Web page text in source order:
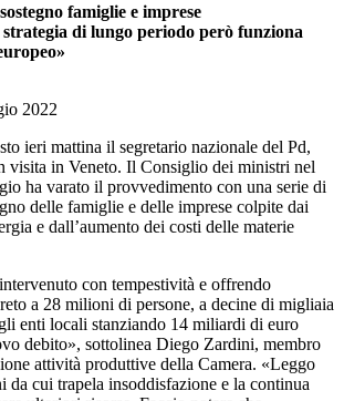
famiglie e imprese
di lungo periodo però funziona
2022
ieri mattina il segretario nazionale del Pd,
visita in Veneto. Il Consiglio dei ministri nel
ha varato il provvedimento con una serie di
delle famiglie e delle imprese colpite dai
e dall’aumento dei costi delle materie
con tempestività e offrendo
a 28 milioni di persone, a decine di migliaia
enti locali stanziando 14 miliardi di euro
debito», sottolinea Diego Zardini, membro
attività produttive della Camera. «Leggo
da cui trapela insoddisfazione e la continua